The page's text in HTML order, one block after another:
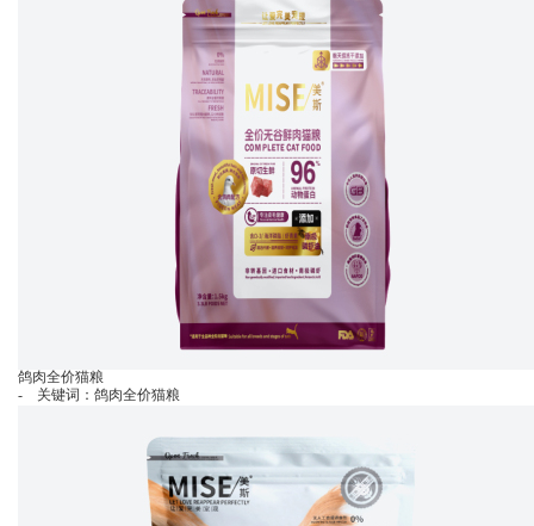
鸽肉全价猫粮
- 关键词：鸽肉全价猫粮